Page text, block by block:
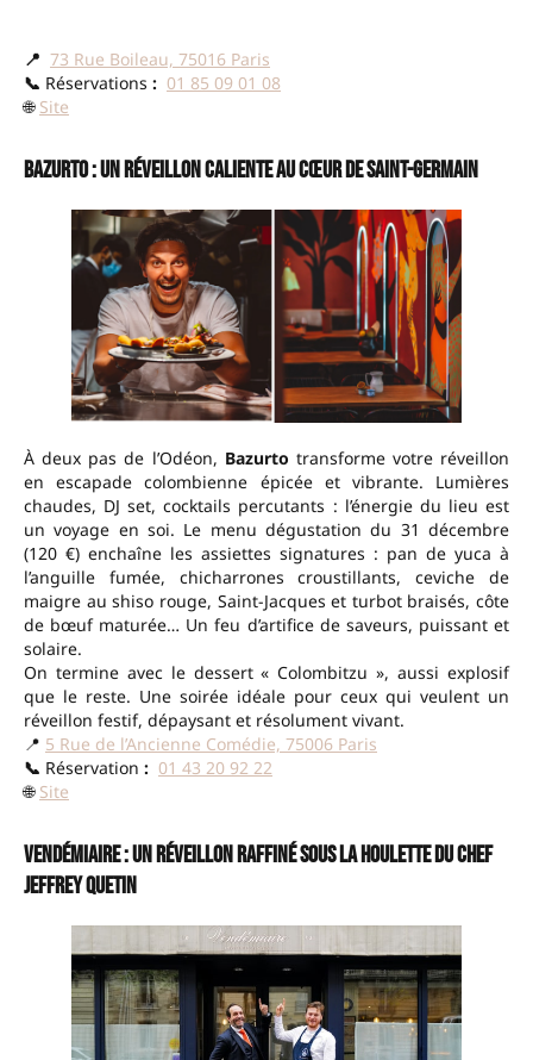
📍 73 Rue Boileau, 75016 Paris
📞 Réservations : 01 85 09 01 08
🌐 Site
Bazurto : Un réveillon caliente au cœur de Saint-Germain
À deux pas de l’Odéon, Bazurto transforme votre réveillon
en escapade colombienne épicée et vibrante. Lumières
chaudes, DJ set, cocktails percutants : l’énergie du lieu est
un voyage en soi. Le menu dégustation du 31 décembre
(120 €) enchaîne les assiettes signatures : pan de yuca à
l’anguille fumée, chicharrones croustillants, ceviche de
maigre au shiso rouge, Saint-Jacques et turbot braisés, côte
de bœuf maturée… Un feu d’artifice de saveurs, puissant et
solaire.
On termine avec le dessert « Colombitzu », aussi explosif
que le reste. Une soirée idéale pour ceux qui veulent un
réveillon festif, dépaysant et résolument vivant.
📍 5 Rue de l’Ancienne Comédie, 75006 Paris
📞 Réservation : 01 43 20 92 22
🌐 Site
Vendémiaire : Un réveillon raffiné sous la houlette du Chef
Jeffrey Quetin